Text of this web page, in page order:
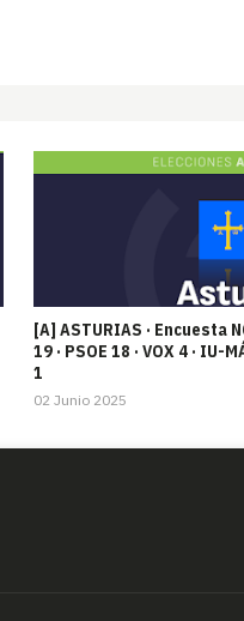
[A] ASTURIAS · Encuesta
19 · PSOE 18 · VOX 4 · IU-
1
02 Junio 2025